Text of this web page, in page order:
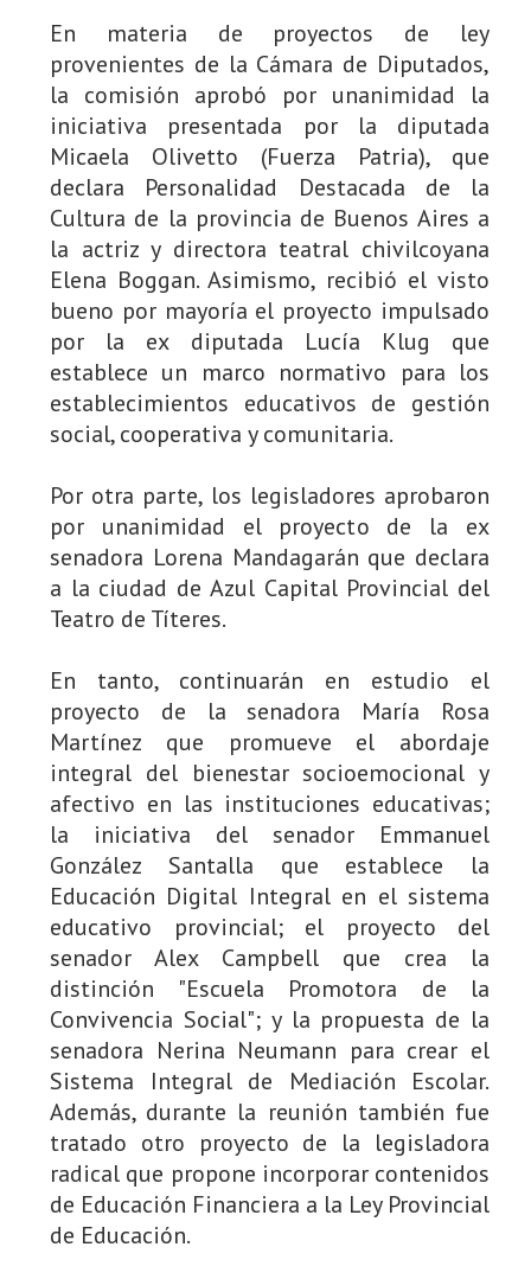
En materia de proyectos de ley
provenientes de la Cámara de Diputados,
la comisión aprobó por unanimidad la
iniciativa presentada por la diputada
Micaela Olivetto (Fuerza Patria), que
declara Personalidad Destacada de la
Cultura de la provincia de Buenos Aires a
la actriz y directora teatral chivilcoyana
Elena Boggan. Asimismo, recibió el visto
bueno por mayoría el proyecto impulsado
por la ex diputada Lucía Klug que
establece un marco normativo para los
establecimientos educativos de gestión
social, cooperativa y comunitaria.
Por otra parte, los legisladores aprobaron
por unanimidad el proyecto de la ex
senadora Lorena Mandagarán que declara
a la ciudad de Azul Capital Provincial del
Teatro de Títeres.
En tanto, continuarán en estudio el
proyecto de la senadora María Rosa
Martínez que promueve el abordaje
integral del bienestar socioemocional y
afectivo en las instituciones educativas;
la iniciativa del senador Emmanuel
González Santalla que establece la
Educación Digital Integral en el sistema
educativo provincial; el proyecto del
senador Alex Campbell que crea la
distinción "Escuela Promotora de la
Convivencia Social"; y la propuesta de la
senadora Nerina Neumann para crear el
Sistema Integral de Mediación Escolar.
Además, durante la reunión también fue
tratado otro proyecto de la legisladora
radical que propone incorporar contenidos
de Educación Financiera a la Ley Provincial
de Educación.